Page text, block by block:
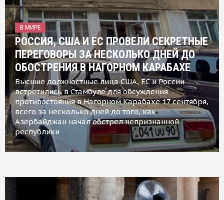
В МИРЕ
РОССИЯ, США И ЕС ПРОВЕЛИ СЕКРЕТНЫЕ
ПЕРЕГОВОРЫ ЗА НЕСКОЛЬКО ДНЕЙ ДО
ОБОСТРЕНИЯ В НАГОРНОМ КАРАБАХЕ
Высшие должностные лица США, ЕС и России
встретились в Стамбуле для обсуждения
противостояния в Нагорном Карабахе 17 сентября,
всего за несколько дней до того, как
Азербайджан начал обстрел непризнанной
республики